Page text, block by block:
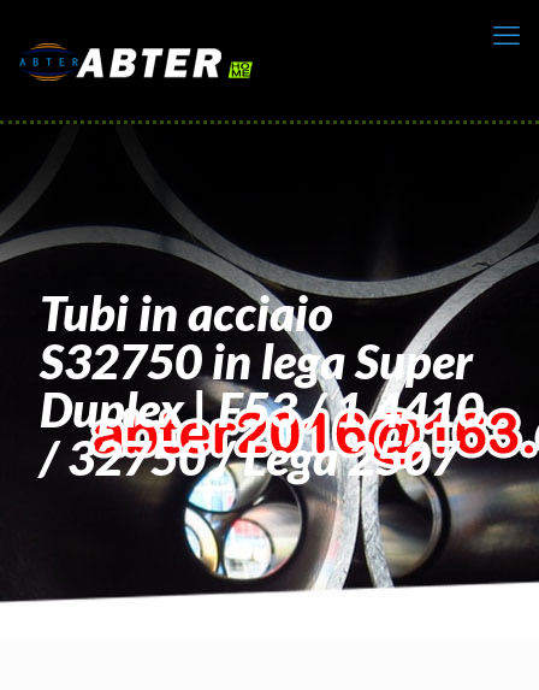
Tubi in acciaio
S32750 in lega Super
Duplex | F53 / 1.4410
/ 32750 / Lega 2507